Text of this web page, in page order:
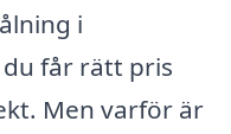
i
får rätt pris
Men varför är